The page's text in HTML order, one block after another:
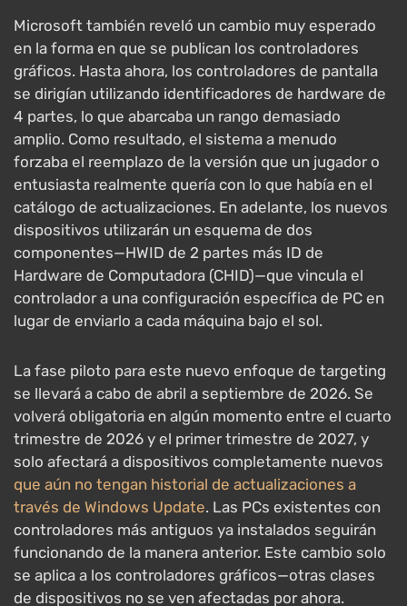
Microsoft también reveló un cambio muy esperado
en la forma en que se publican los controladores
gráficos. Hasta ahora, los controladores de pantalla
se dirigían utilizando identificadores de hardware de
4 partes, lo que abarcaba un rango demasiado
amplio. Como resultado, el sistema a menudo
forzaba el reemplazo de la versión que un jugador o
entusiasta realmente quería con lo que había en el
catálogo de actualizaciones. En adelante, los nuevos
dispositivos utilizarán un esquema de dos
componentes—HWID de 2 partes más ID de
Hardware de Computadora (CHID)—que vincula el
controlador a una configuración específica de PC en
lugar de enviarlo a cada máquina bajo el sol.
La fase piloto para este nuevo enfoque de targeting
se llevará a cabo de abril a septiembre de 2026. Se
volverá obligatoria en algún momento entre el cuarto
trimestre de 2026 y el primer trimestre de 2027, y
solo afectará a dispositivos completamente nuevos
que aún no tengan historial de actualizaciones a
través de Windows Update. Las PCs existentes con
controladores más antiguos ya instalados seguirán
funcionando de la manera anterior. Este cambio solo
se aplica a los controladores gráficos—otras clases
de dispositivos no se ven afectadas por ahora.